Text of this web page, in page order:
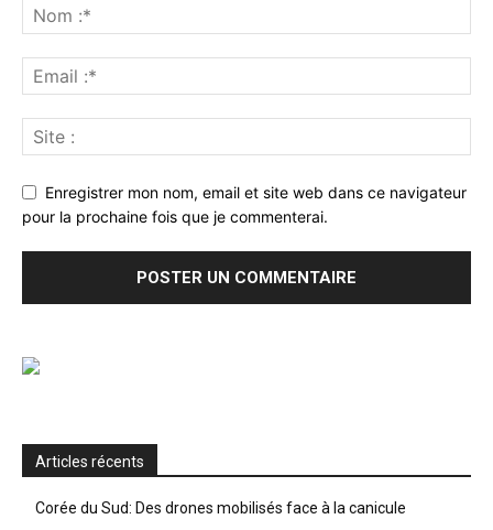
Enregistrer mon nom, email et site web dans ce navigateur
pour la prochaine fois que je commenterai.
Articles récents
Corée du Sud: Des drones mobilisés face à la canicule